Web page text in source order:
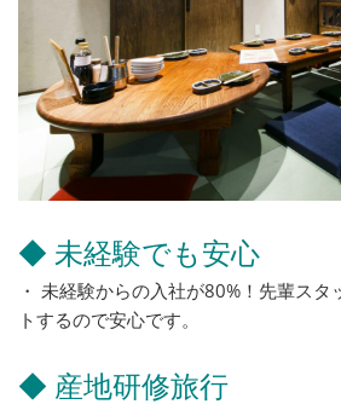
◆ 未経験でも安心
・ 未経験からの入社が80%！先輩ス
トするので安心です。
◆ 産地研修旅行